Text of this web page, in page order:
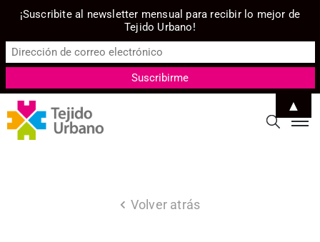
Volver atrás
¡Suscribite al newsletter mensual para recibir lo mejor de
Tejido Urbano!
▲